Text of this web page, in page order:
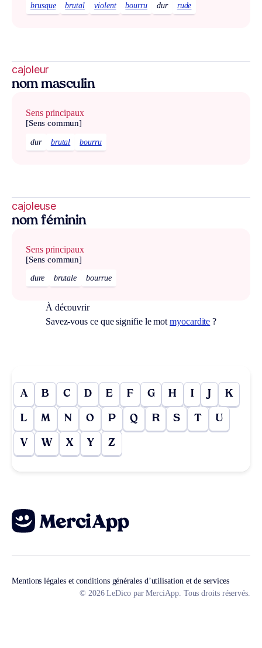
brusque brutal violent bourru dur rude
cajoleur
nom masculin
Sens principaux
[Sens commun]
dur brutal bourru
cajoleuse
nom féminin
Sens principaux
[Sens commun]
dure brutale bourrue
À découvrir
Savez-vous ce que signifie le motmyocardite ?
A B C D E F G H I J K
L M N O P Q R S T U
V W X Y Z
Mentions légales et conditions générales d’utilisation et de services
© 2026 LeDico par MerciApp. Tous droits réservés.